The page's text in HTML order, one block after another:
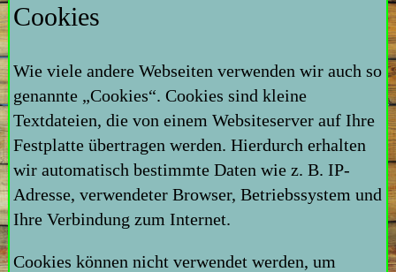
Cookies
Wie viele andere Webseiten verwenden wir auch so
genannte „Cookies“. Cookies sind kleine
Textdateien, die von einem Websiteserver auf Ihre
Festplatte übertragen werden. Hierdurch erhalten
wir automatisch bestimmte Daten wie z. B. IP-
Adresse, verwendeter Browser, Betriebssystem und
Ihre Verbindung zum Internet.
Cookies können nicht verwendet werden, um